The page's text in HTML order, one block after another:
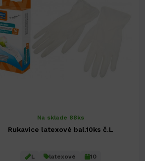
Na sklade 88ks
Rukavice latexové bal.10ks č.L
L latexové 10